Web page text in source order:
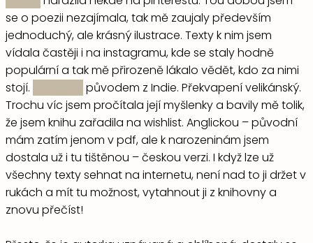
se o poezii nezajímala, tak mě zaujaly především
jednoduchý, ale krásný ilustrace. Texty k nim jsem
vídala častěji i na instagramu, kde se staly hodně
populární a tak mě přirozeně lákalo vědět, kdo za nimi
stojí.
původem z Indie. Překvapení velikánský.
Trochu víc jsem pročítala její myšlenky a bavily mě tolik,
že jsem knihu zařadila na wishlist. Anglickou – původní
mám zatím jenom v pdf, ale k narozeninám jsem
dostala už i tu tištěnou – českou verzi. I když lze už
všechny texty sehnat na internetu, není nad to ji držet v
rukách a mít tu možnost, vytahnout ji z knihovny a
znovu přečíst!